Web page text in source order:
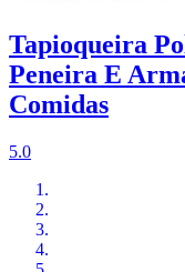
Tapioqueira
Peneira E
Comidas
5.0